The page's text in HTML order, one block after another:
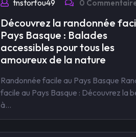
tnstorfou49 0
Découvrez la randonnée
Pays Basque : Balades
accessibles pour tous les
amoureux de la nature
Randonnée facile au Pays Basque
facile au Pays Basque : Découvrez la
à…